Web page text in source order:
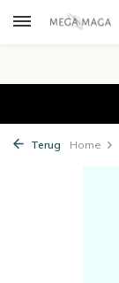
Terug Home